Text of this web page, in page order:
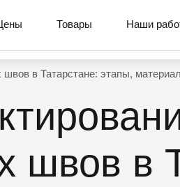
Товары Наши
в Татарстане: этапы,
в